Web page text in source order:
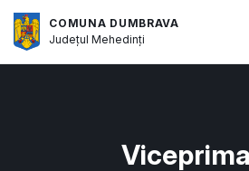
COMUNA DUMBRAVA
JudețulMehedinți